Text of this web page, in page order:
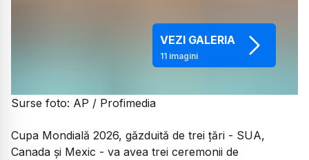
VEZI GALERIA
11imagini
Surse foto: AP / Profimedia
Cupa Mondială 2026, găzduită de trei țări - SUA,
Canada și Mexic - va avea trei ceremonii de